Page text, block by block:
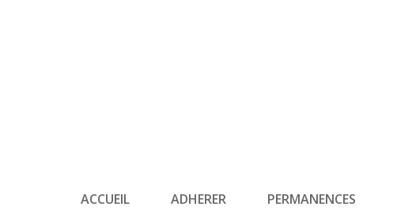
ACCUEIL ADHERER PERMANENCES